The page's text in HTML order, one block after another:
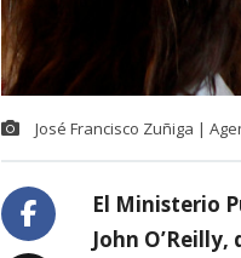
José Francisco Zuñiga |
El Ministerio
John